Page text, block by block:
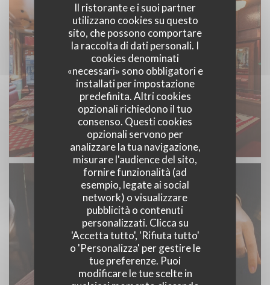
Il ristorante e i suoi partner
utilizzano cookies su questo
sito, che possono comportare
la raccolta di dati personali. I
cookies denominati
«necessari» sono obbligatori e
installati per impostazione
predefinita. Altri cookies
opzionali richiedono il tuo
consenso. Questi cookies
opzionali servono per
analizzare la tua navigazione,
misurare l'audience del sito,
fornire funzionalità (ad
esempio, legate ai social
network) o visualizzare
pubblicità o contenuti
personalizzati. Clicca su
'Accetta tutto', 'Rifiuta tutto'
o 'Personalizza' per gestire le
tue preferenze. Puoi
modificare le tue scelte in